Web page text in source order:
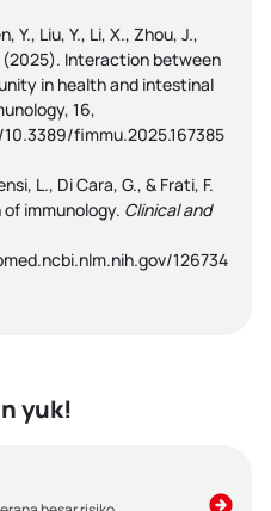
Y., Liu, Y., Li, X., Zhou, J.,
(2025). Interaction between
in health and intestinal
16,
fimmu.2025.167385
L., Di Cara, G., & Frati, F.
immunology. Clinical and
126734
yuk!